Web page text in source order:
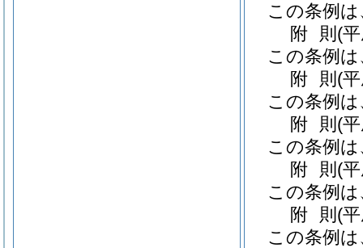
この条例
附 則 (
この条例
附 則 (
この条例
附 則 (
この条例
附 則 (
この条例
附 則 (
この条例